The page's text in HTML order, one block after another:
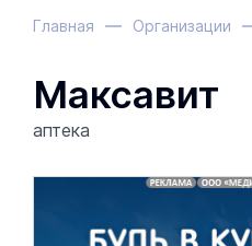
Главная Организации
Максавит
аптека